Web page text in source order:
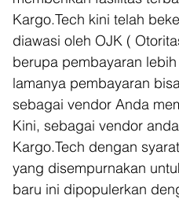
Kargo.Tech kini telah
diawasi oleh OJK (
berupa pembayaran
lamanya pembayaran
sebagai vendor Anda
Kini, sebagai vendor
Kargo.Tech dengan
yang disempurnakan
baru ini dipopulerkan